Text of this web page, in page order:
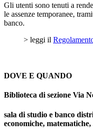
Gli utenti sono tenuti a
le assenze temporanee,
banco.
> leggi il
DOVE E QUANDO
Biblioteca di sezione Via
sala di studio e banco
economiche,